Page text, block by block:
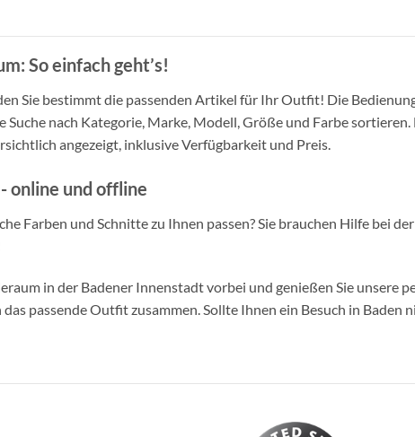
So einfach geht’s!
Sie bestimmt die passenden Artikel für Ihr Outfit! Die
Suche nach Kategorie, Marke, Modell, Größe und Farbe
angezeigt, inklusive Verfügbarkeit und Preis.
online und offline
Farben und Schnitte zu Ihnen passen? Sie brauchen Hilfe bei
in der Badener Innenstadt vorbei und genießen Sie unsere
passende Outfit zusammen. Sollte Ihnen ein Besuch in Baden